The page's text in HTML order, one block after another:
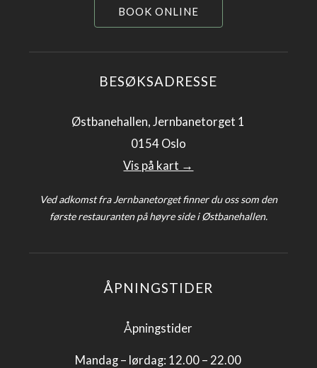
BOOK ONLINE
BESØKSADRESSE
Østbanehallen, Jernbanetorget 1
0154 Oslo
Vis på kart →
Ved adkomst fra Jernbanetorget finner du oss som den
første restauranten på høyre side i Østbanehallen.
ÅPNINGSTIDER
Åpningstider
Mandag – lørdag: 12.00 – 22.00